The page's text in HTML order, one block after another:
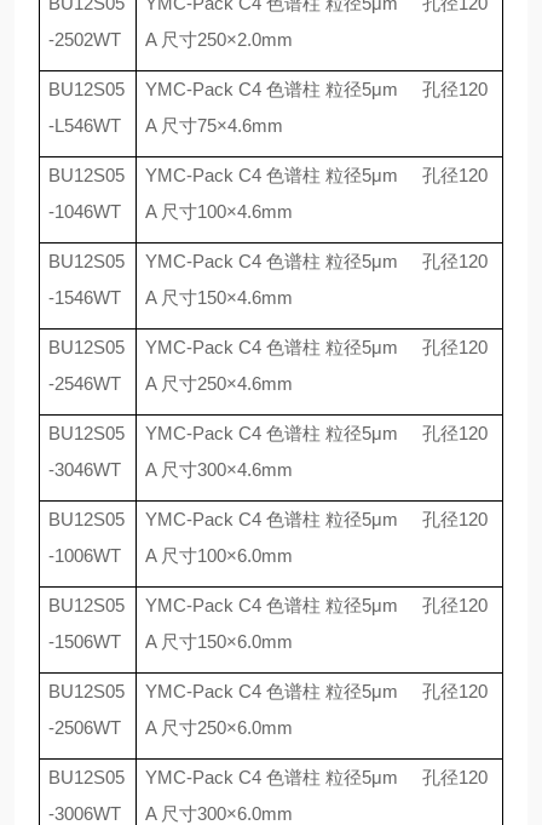
-2502WT
A 尺寸250×2.0mm
BU12S05
-L546WT
YMC-Pack C4 色谱柱 粒径5μm 孔径120
A 尺寸75×4.6mm
BU12S05
-1046WT
YMC-Pack C4 色谱柱 粒径5μm 孔径120
A 尺寸100×4.6mm
BU12S05
-1546WT
YMC-Pack C4 色谱柱 粒径5μm 孔径120
A 尺寸150×4.6mm
BU12S05
-2546WT
YMC-Pack C4 色谱柱 粒径5μm 孔径120
A 尺寸250×4.6mm
BU12S05
-3046WT
YMC-Pack C4 色谱柱 粒径5μm 孔径120
A 尺寸300×4.6mm
BU12S05
-1006WT
YMC-Pack C4 色谱柱 粒径5μm 孔径120
A 尺寸100×6.0mm
BU12S05
-1506WT
YMC-Pack C4 色谱柱 粒径5μm 孔径120
A 尺寸150×6.0mm
BU12S05
-2506WT
YMC-Pack C4 色谱柱 粒径5μm 孔径120
A 尺寸250×6.0mm
BU12S05
-3006WT
YMC-Pack C4 色谱柱 粒径5μm 孔径120
A 尺寸300×6.0mm